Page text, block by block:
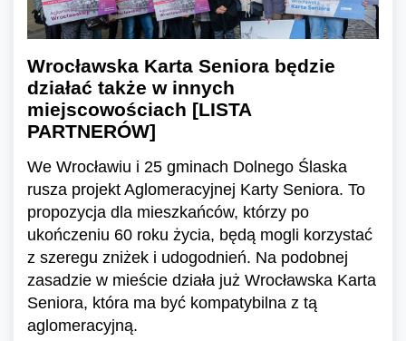
Wrocławska Karta Seniora będzie
działać także w innych
miejscowościach [LISTA
PARTNERÓW]
We Wrocławiu i 25 gminach Dolnego Ślaska
rusza projekt Aglomeracyjnej Karty Seniora. To
propozycja dla mieszkańców, którzy po
ukończeniu 60 roku życia, będą mogli korzystać
z szeregu zniżek i udogodnień. Na podobnej
zasadzie w mieście działa już Wrocławska Karta
Seniora, która ma być kompatybilna z tą
aglomeracyjną.